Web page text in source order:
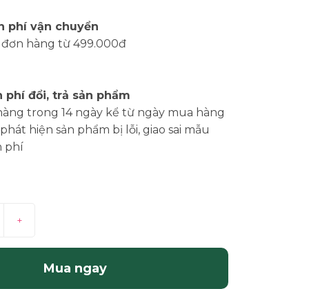
phí vận chuyển
đơn hàng từ 499.000đ
phí đổi, trả sản phẩm
trong 14 ngày kể từ ngày mua hàng
hiện sản phẩm bị lỗi, giao sai mẫu
phí
+
Mua ngay